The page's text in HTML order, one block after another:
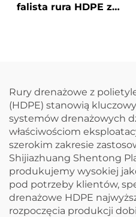
falista rura HDPE ze
Rury drenażowe z
(HDPE) stanowią
systemów drenażowych
właściwościom
szerokim zakresie
Shijiazhuang Shentong
produkujemy wysokiej
pod potrzeby klientów,
drenażowe HDPE
rozpoczęcia produkcji